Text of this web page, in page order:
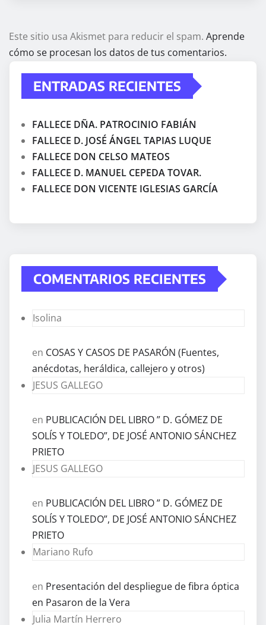
Este sitio usa Akismet para reducir el spam. Aprende
cómo se procesan los datos de tus comentarios.
ENTRADAS RECIENTES
FALLECE DÑA. PATROCINIO FABIÁN
FALLECE D. JOSÉ ÁNGEL TAPIAS LUQUE
FALLECE DON CELSO MATEOS
FALLECE D. MANUEL CEPEDA TOVAR.
FALLECE DON VICENTE IGLESIAS GARCÍA
COMENTARIOS RECIENTES
Isolina
en COSAS Y CASOS DE PASARÓN (Fuentes,
anécdotas, heráldica, callejero y otros)
JESUS GALLEGO
en PUBLICACIÓN DEL LIBRO ” D. GÓMEZ DE
SOLÍS Y TOLEDO”, DE JOSÉ ANTONIO SÁNCHEZ
PRIETO
JESUS GALLEGO
en PUBLICACIÓN DEL LIBRO ” D. GÓMEZ DE
SOLÍS Y TOLEDO”, DE JOSÉ ANTONIO SÁNCHEZ
PRIETO
Mariano Rufo
en Presentación del despliegue de fibra óptica
en Pasaron de la Vera
Julia Martín Herrero